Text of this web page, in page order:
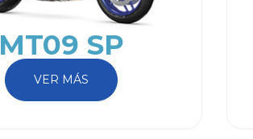
MT09 SP
VER MÁS